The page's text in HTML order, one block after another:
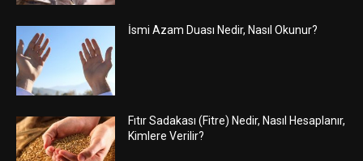
İsmi Azam Duası Nedir, Nasıl Okunur?
Fıtır Sadakası (Fitre) Nedir, Nasıl Hesaplanır,
Kimlere Verilir?